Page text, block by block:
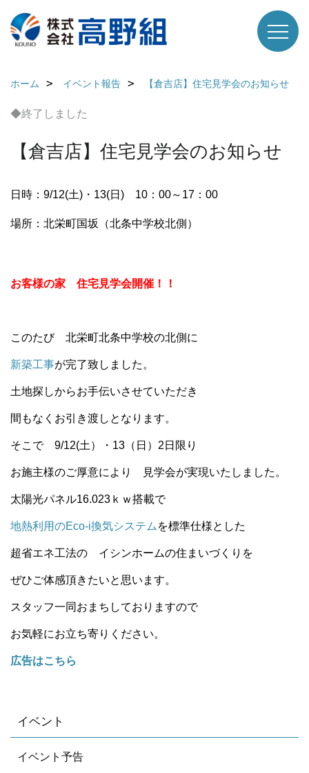
ホーム イベント報告 【倉吉店】住宅見学会のお知らせ
◆終了しました
【倉吉店】住宅見学会のお知らせ
日時：9/12(土)・13(日) 10：00～17：00
場所：北栄町国坂（北条中学校北側）
お客様の家 住宅見学会開催！！
このたび 北栄町北条中学校の北側に
新築工事が完了致しました。
土地探しからお手伝いさせていただき
間もなくお引き渡しとなります。
そこで 9/12(土）・13（日）2日限り
お施主様のご厚意により 見学会が実現いたしました。
太陽光パネル16.023ｋｗ搭載で
地熱利用のEco-i換気システム を標準仕様とした
超省エネ工法の イシンホームの住まいづくりを
ぜひご体感頂きたいと思います。
スタッフ一同おまちしておりますので
お気軽にお立ち寄りください。
広告はこちら
イベント
イベント予告